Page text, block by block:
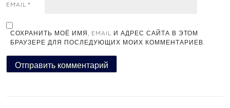
EMAIL *
СОХРАНИТЬ МОЁ ИМЯ, EMAIL И АДРЕС САЙТА В ЭТОМ
БРАУЗЕРЕ ДЛЯ ПОСЛЕДУЮЩИХ МОИХ КОММЕНТАРИЕВ.